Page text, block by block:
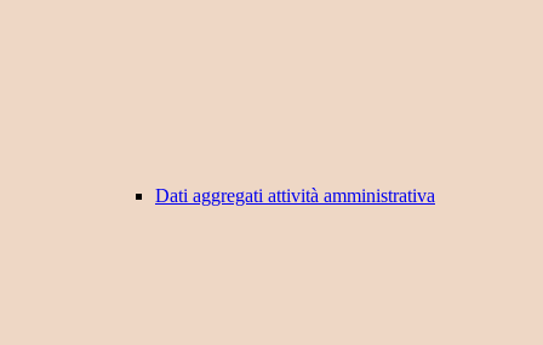
Dati aggregati attività amministrativa